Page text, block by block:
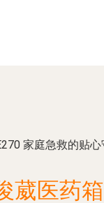
家庭急救的贴
葳医药